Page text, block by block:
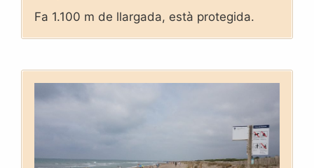
Fa 1.100 m de llargada, està protegida.